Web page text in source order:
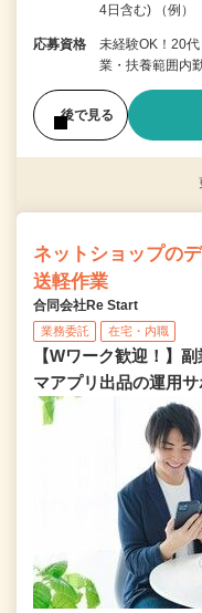
4日含む) （例）
応募資格
未経験OK！20
業・扶養範囲内
後で見る
ネットショップの
送軽作業
合同会社Re Start
業務委託 在宅・内職
【Wワーク歓迎！】
マアプリ出品の運用